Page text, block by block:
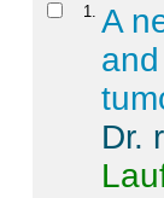
1
A
Dr.